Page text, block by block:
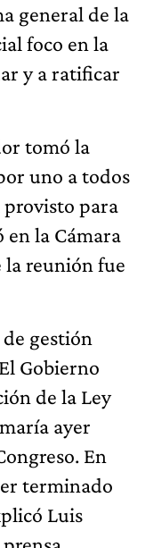
general de la
foco en la
y a ratificar
tomó la
uno a todos
para
la Cámara
la reunión fue
gestión
Gobierno
de la Ley
ayer
En
terminado
Luis